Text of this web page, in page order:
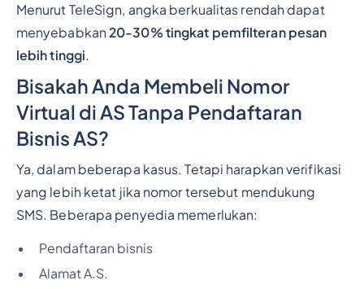
Menurut TeleSign, angka berkualitas rendah dapat
menyebabkan20-30% tingkat pemfilteran pesan
lebih tinggi.
Bisakah Anda Membeli Nomor
Virtual di AS Tanpa Pendaftaran
Bisnis AS?
Ya, dalam beberapa kasus. Tetapi harapkan verifikasi
yang lebih ketat jika nomor tersebut mendukung
SMS. Beberapa penyedia memerlukan:
Pendaftaran bisnis
Alamat A.S.